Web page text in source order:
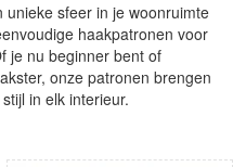
unieke sfeer in je woonruimte
haakpatronen voor
je nu beginner bent of
onze patronen brengen
in elk interieur.